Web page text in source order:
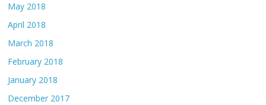
May 2018
April 2018
March 2018
February 2018
January 2018
December 2017